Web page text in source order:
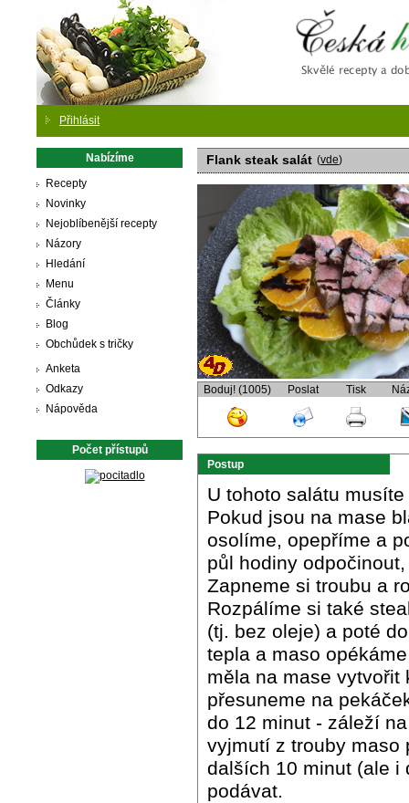
Přihlásit
Nabízíme
Recepty
Novinky
Nejoblíbenější recepty
Názory
Hledání
Menu
Články
Blog
Obchůdek s tričky
Anketa
Odkazy
Nápověda
Počet přístupů
Flank steak salát (vde)
Boduj! (1005) Poslat Tisk
Postup
U tohoto salátu
Pokud jsou na mase
osolíme, opepříme a
půl hodiny
Zapneme si troubu a
Rozpálíme si také
(tj. bez oleje) a poté
tepla a maso
měla na mase vytvořit
přesuneme na
do 12 minut - záleží
vyjmutí z trouby maso
dalších 10 minut (ale i
podávat.